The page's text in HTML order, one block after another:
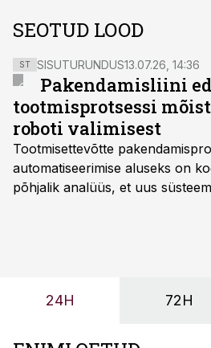
SEOTUD LOOD
ST SISUTURUNDUS13.07.26, 14:36
Pakendamisliini
tootmisprotsessi
roboti valimisest
Tootmisettevõtte
automatiseerimise aluseks on
põhjalik analüüs, et uus
OÜ tegevjuht Sander Mitendorf.
24H 72H